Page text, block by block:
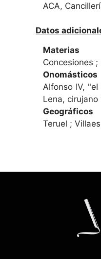
ACA,
Datos
Materias
Concesiones
Onomásticos
Alfonso IV,
Lena, cirujano
Geográficos
Teruel ;